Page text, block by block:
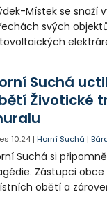
Místek se snaží
svých
Suchá
Životické
10:24 |Horní Suchá |
Suchá si
Zástupci
obětí a